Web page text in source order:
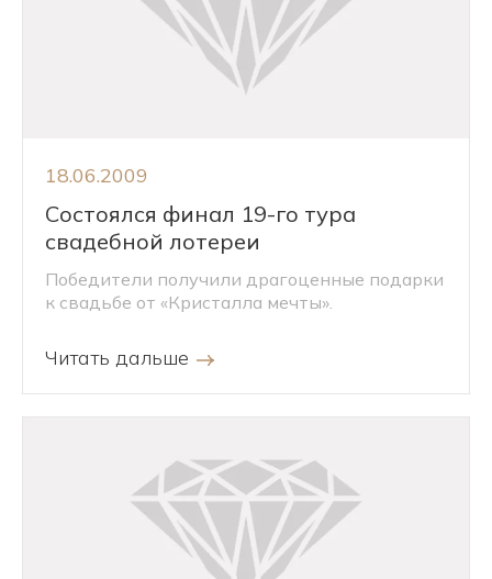
18.06.2009
Состоялся финал 19-го тура
свадебной лотереи
Победители получили драгоценные подарки
к свадьбе от «Кристалла мечты».
Читать дальше